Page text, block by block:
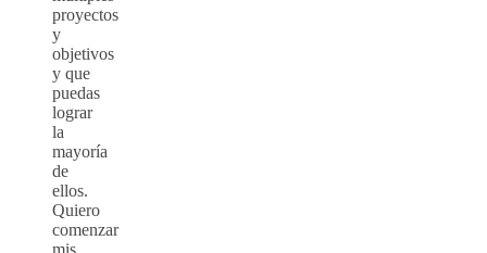
proyectos
y
objetivos
y que
puedas
lograr
la
mayoría
de
ellos.
Quiero
comenzar
mis